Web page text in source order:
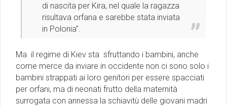
di nascita per Kira, nel quale la ragazza
risultava orfana e sarebbe stata inviata
in Polonia''.
Ma il regime di Kiev sta sfruttando i bambini, anche
come merce da inviare in occidente non ci sono solo i
bambini strappati ai loro genitori per essere spacciati
per orfani, ma di neonati frutto della maternità
surrogata con annessa la schiavitù delle giovani madri